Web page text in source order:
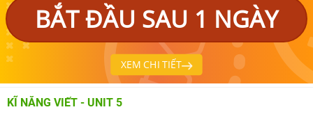
BẮT ĐẦU SAU 1 NGÀY
XEM CHI TIẾT
KĨ NĂNG VIẾT - UNIT 5